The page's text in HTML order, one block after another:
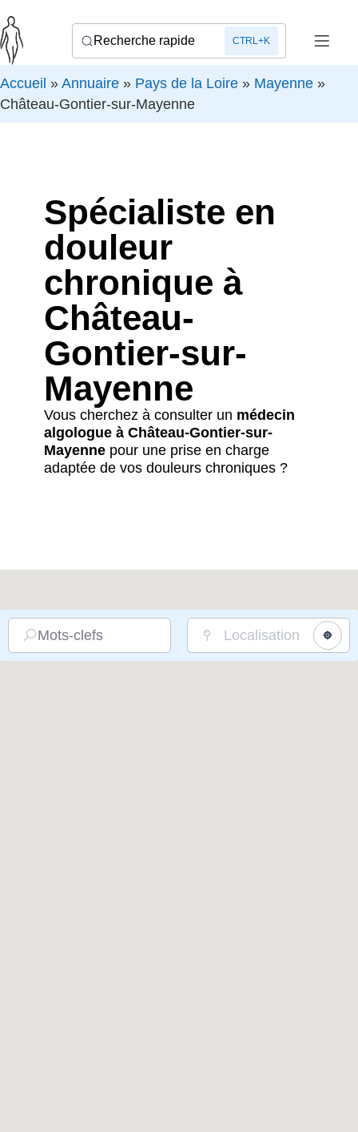
Recherche rapide CTRL+K
Accueil » Annuaire » Pays de la Loire » Mayenne »
Château-Gontier-sur-Mayenne
Spécialiste en
douleur
chronique à
Château-
Gontier-sur-
Mayenne
Vous cherchez à consulter un médecin
algologue à Château-Gontier-sur-
Mayenne pour une prise en charge
adaptée de vos douleurs chroniques ?
Mots-clefs